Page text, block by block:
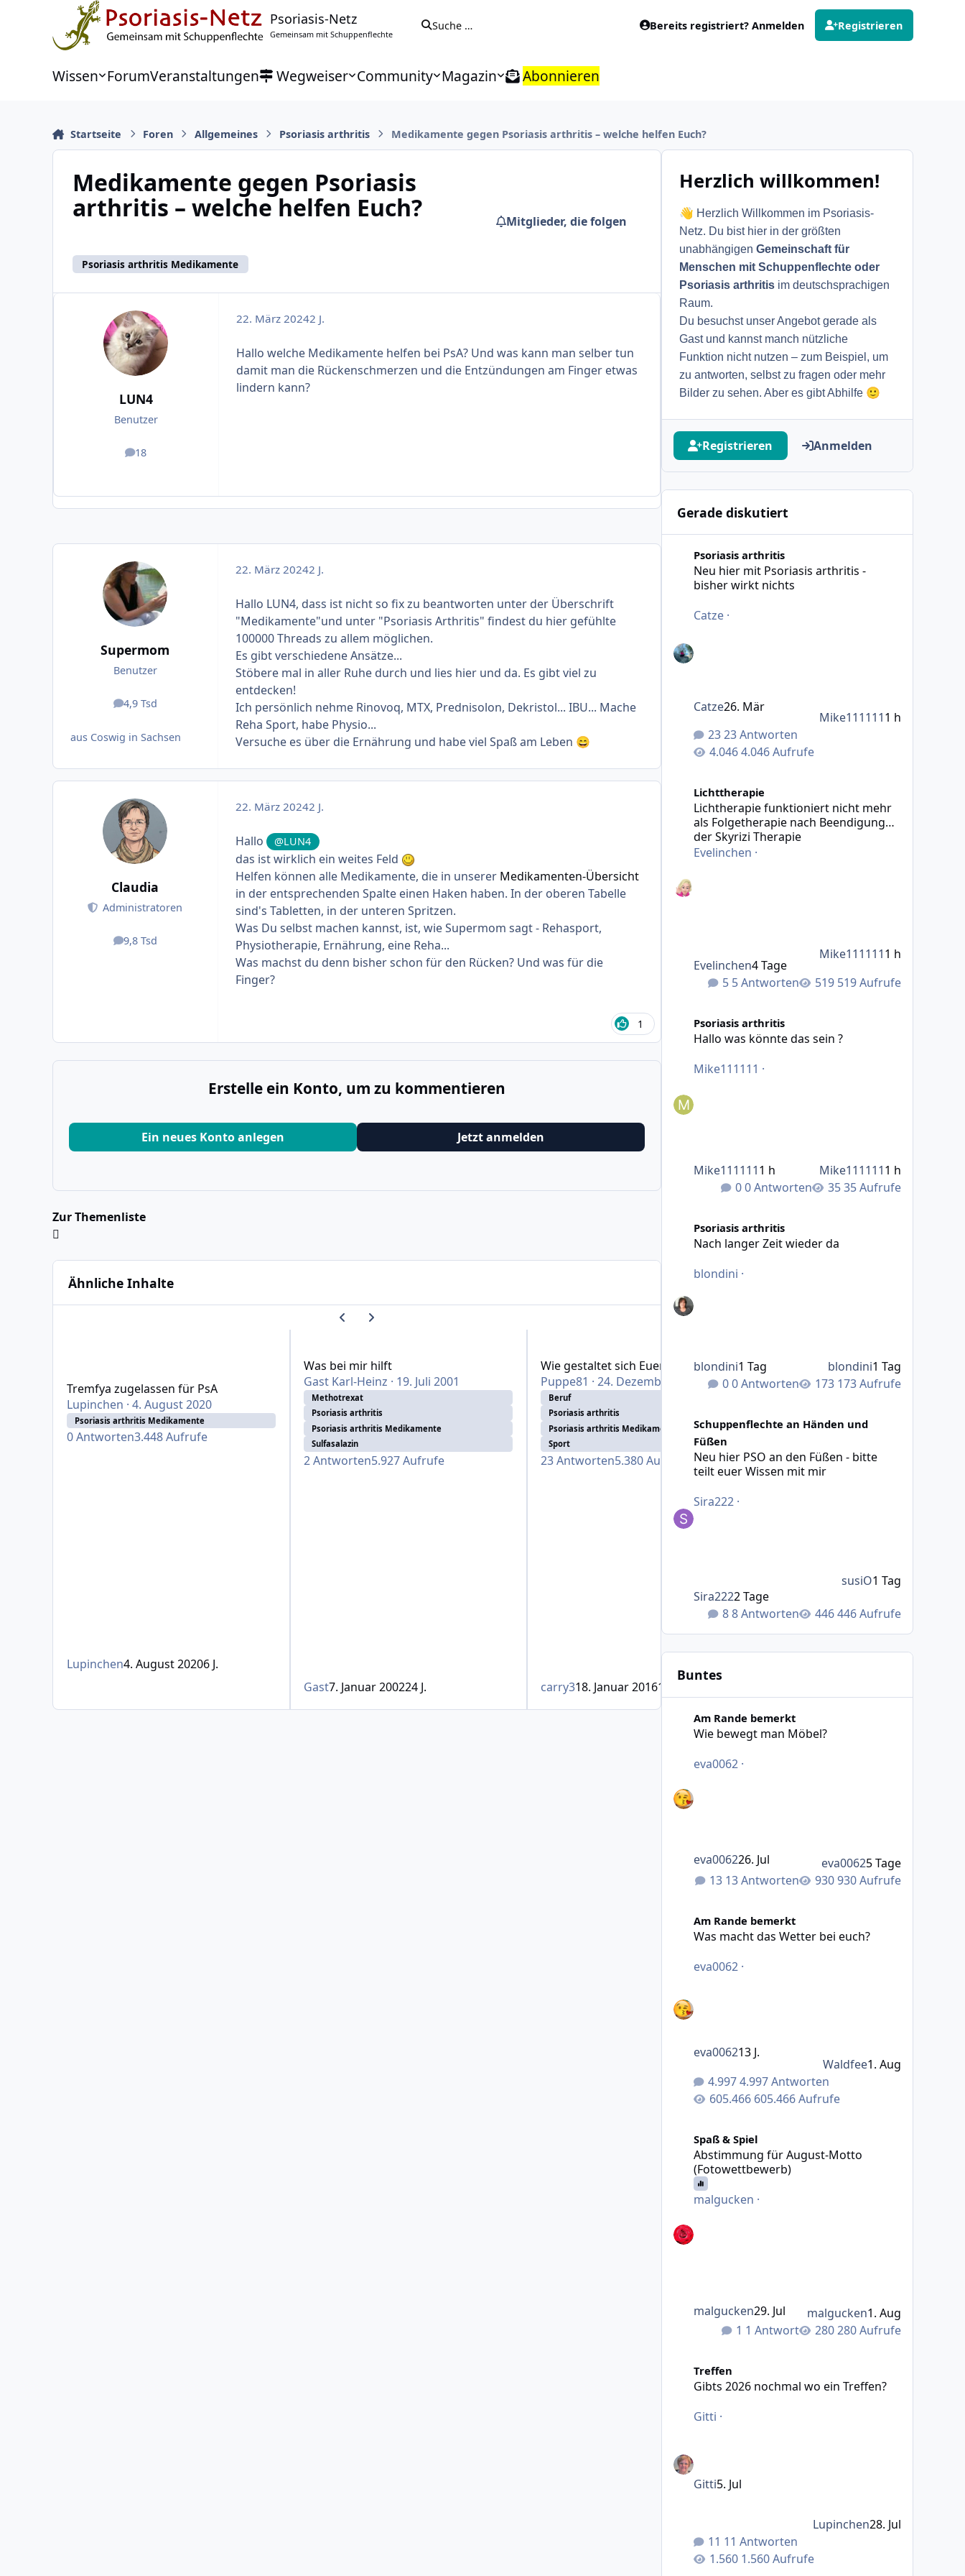
Zu Inhalt springen
Psoriasis-Netz
Gemeinsam mit Schuppenflechte
Suche … Bereits registriert? Anmelden Registrieren
Wissen ForumVeranstaltungen Wegweiser Community Magazin Abonnieren
Startseite Foren Allgemeines Psoriasis arthritis Medikamente gegen Psoriasis arthritis – welche helfen Euch?
Medikamente gegen Psoriasis
arthritis – welche helfen Euch?
Psoriasis arthritis Medikamente
Mitglieder, die folgen
LUN4
Benutzer
18
Beiträge
22. März 20242 J.
Hallo welche Medikamente helfen bei PsA? Und was kann man selber tun
damit man die Rückenschmerzen und die Entzündungen am Finger etwas
lindern kann?
Supermom
Benutzer
4,9 Tsd
Beiträge
aus Coswig in Sachsen
22. März 20242 J.
Hallo LUN4, dass ist nicht so fix zu beantworten unter der Überschrift
"Medikamente"und unter "Psoriasis Arthritis" findest du hier gefühlte
100000 Threads zu allem möglichen.
Es gibt verschiedene Ansätze...
Stöbere mal in aller Ruhe durch und lies hier und da. Es gibt viel zu
entdecken!
Ich persönlich nehme Rinovoq, MTX, Prednisolon, Dekristol... IBU... Mache
Reha Sport, habe Physio...
Versuche es über die Ernährung und habe viel Spaß am Leben 😄
Claudia
Administratoren
9,8 Tsd
Beiträge
22. März 20242 J.
Hallo @LUN4
das ist wirklich ein weites Feld
Helfen können alle Medikamente, die in unserer Medikamenten-Übersicht
in der entsprechenden Spalte einen Haken haben. In der oberen Tabelle
sind's Tabletten, in der unteren Spritzen.
Was Du selbst machen kannst, ist, wie Supermom sagt - Rehasport,
Physiotherapie, Ernährung, eine Reha...
Was machst du denn bisher schon für den Rücken? Und was für die
Finger?
1
Erstelle ein Konto, um zu kommentieren
Ein neues Konto anlegen Jetzt anmelden
Zur Themenliste
Ähnliche Inhalte
Vorherige Karussell-Folie
Nächste Karussell-Folie
Tremfya zugelassen für PsA
Lupinchen · 4. August 2020
Psoriasis arthritis Medikamente
0Antworten3.448Aufrufe
Lupinchen4. August 20206 J.
Was bei mir hilft
Gast Karl-Heinz · 19. Juli 2001
Methotrexat
Psoriasis arthritis
Psoriasis arthritis Medikamente
Sulfasalazin
2Antworten5.927Aufrufe
Gast7. Januar 200224 J.
Wie gestaltet sich Euer Leben mit PSA
Puppe81 · 24. Dezember 2015
Beruf
Psoriasis arthritis
Psoriasis arthritis Medikamente
Sport
23Antworten5.380Aufrufe
carry318. Januar 201610 J.
Herzlich willkommen!
👋 Herzlich Willkommen im Psoriasis-
Netz. Du bist hier in der größten
unabhängigenGemeinschaft für
Menschen mit Schuppenflechte oder
Psoriasis arthritis im deutschsprachigen
Raum.
Du besuchst unser Angebot gerade als
Gast und kannst manch nützliche
Funktion nicht nutzen – zum Beispiel, um
zu antworten, selbst zu fragen oder mehr
Bilder zu sehen. Aber es gibt Abhilfe 🙂
Registrieren Anmelden
Gerade diskutiert
Psoriasis arthritis
Neu hier mit Psoriasis arthritis -
bisher wirkt nichts
Catze ·
23 Antworten
4.046 Aufrufe
Catze26. Mär
Mike1111111 h
Lichttherapie
Lichtherapie funktioniert nicht mehr
als Folgetherapie nach Beendigung
der Skyrizi Therapie
Evelinchen ·
5 Antworten 519 Aufrufe
Evelinchen4 Tage
Mike1111111 h
Psoriasis arthritis
Hallo was könnte das sein ?
Mike111111 ·
0 Antworten 35 Aufrufe
Mike1111111 h Mike1111111 h
Psoriasis arthritis
Nach langer Zeit wieder da
blondini ·
0 Antworten 173 Aufrufe
blondini1 Tag blondini1 Tag
Schuppenflechte an Händen und
Füßen
Neu hier PSO an den Füßen - bitte
teilt euer Wissen mit mir
Sira222 ·
8 Antworten 446 Aufrufe
Sira2222 Tage
susiO1 Tag
Buntes
Am Rande bemerkt
Wie bewegt man Möbel?
eva0062 ·
13 Antworten 930 Aufrufe
eva006226. Jul eva00625 Tage
Am Rande bemerkt
Was macht das Wetter bei euch?
eva0062 ·
4.997 Antworten
605.466 Aufrufe
eva006213 J.
Waldfee1. Aug
Spaß & Spiel
Abstimmung für August-Motto
(Fotowettbewerb)
malgucken ·
1 Antwort 280 Aufrufe
malgucken29. Jul malgucken1. Aug
Treffen
Gibts 2026 nochmal wo ein Treffen?
Gitti ·
11 Antworten
1.560 Aufrufe
Gitti5. Jul
Lupinchen28. Jul